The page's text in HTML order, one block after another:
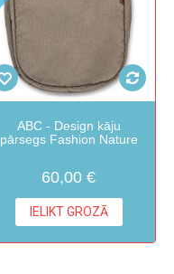
ABC - Design kāju
pārsegs Fashion Nature
60,00 €
IELIKT GROZĀ